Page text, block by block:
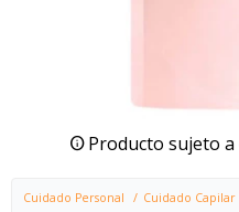
Producto sujeto
Cuidado Personal Cuidado Capilar